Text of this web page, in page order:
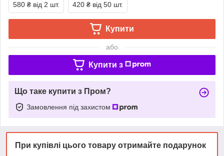
580 ₴ від 2 шт. 420 ₴ від 50 шт.
Купити
або
Купити з
Що таке купити з Пром?
Замовлення під захистом
При купівлі цього товару отримайте подарунок